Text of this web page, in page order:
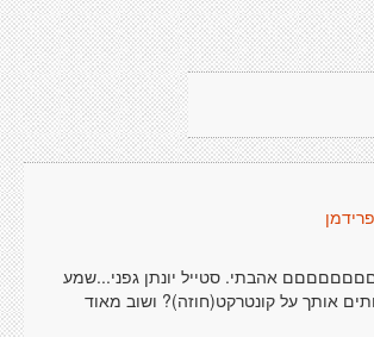
אהבתי. סטייל יונתן גפני...שמע
אותך על קונטרקט(חוזה)? ושוב מאוד